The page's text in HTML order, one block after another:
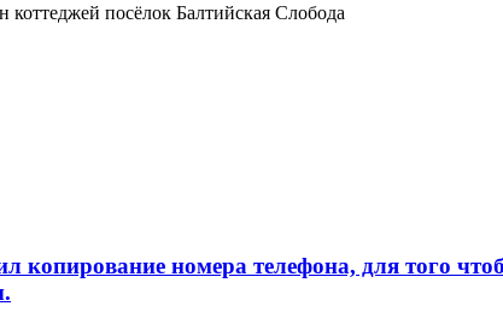
посёлок Балтийская Слобода
номера телефона, для того